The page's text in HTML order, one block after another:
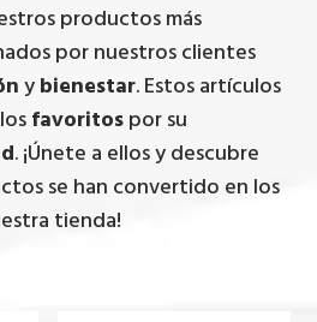
productos más
por nuestros clientes
ybienestar. Estos artículos
favoritospor su
. ¡Únete a ellos y descubre
se han convertido en los
tienda!